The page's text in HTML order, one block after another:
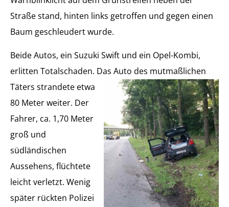
Straße stand, hinten links getroffen und gegen einen
Baum geschleudert wurde.
Beide Autos, ein Suzuki Swift und ein Opel-Kombi,
erlitten Totalschaden. Das Auto des mutmaßlichen
Täters strandete etwa
80 Meter weiter. Der
Fahrer, ca. 1,70 Meter
groß und
südländischen
Aussehens, flüchtete
leicht verletzt. Wenig
später rückten Polizei